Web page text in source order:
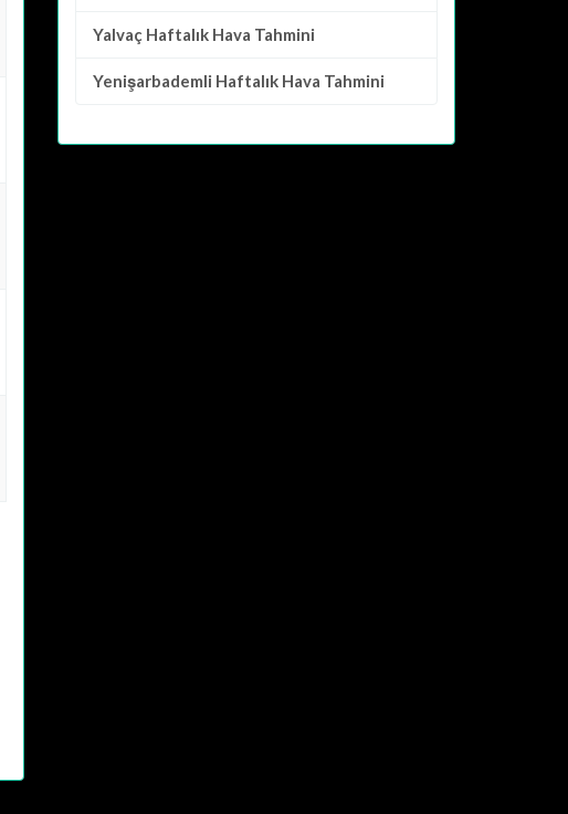
Yalvaç Haftalık Hava Tahmini
Yenişarbademli Haftalık Hava Tahmini